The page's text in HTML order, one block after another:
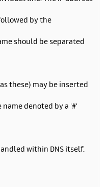
by the
should be separated
these) may be inserted
denoted by a '#'
within DNS itself.